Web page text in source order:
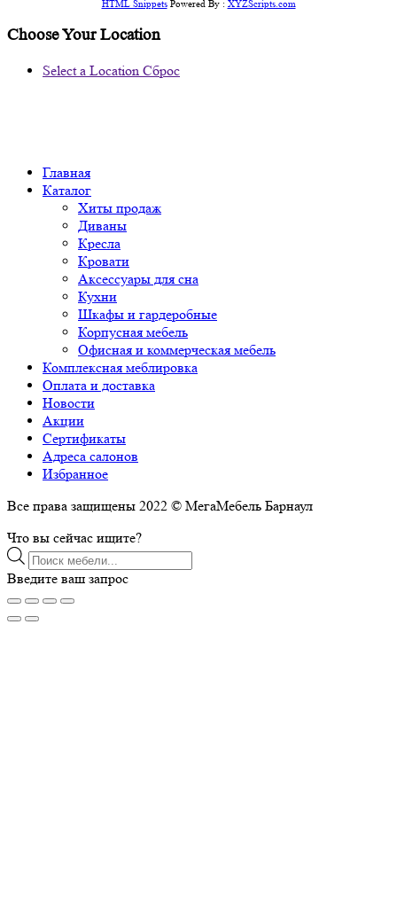
HTML SnippetsPowered By : XYZScripts.com
Choose Your Location
Select a Location Сброс
Главная
Каталог
Хиты продаж
Диваны
Кресла
Кровати
Аксессуары для сна
Кухни
Шкафы и гардеробные
Корпусная мебель
Офисная и коммерческая мебель
Комплексная меблировка
Оплата и доставка
Новости
Акции
Сертификаты
Адреса салонов
Избранное
Все права защищены 2022 © МегаМебель Барнаул
Что вы сейчас ищите?
Поиск
товаров
Введите ваш запрос